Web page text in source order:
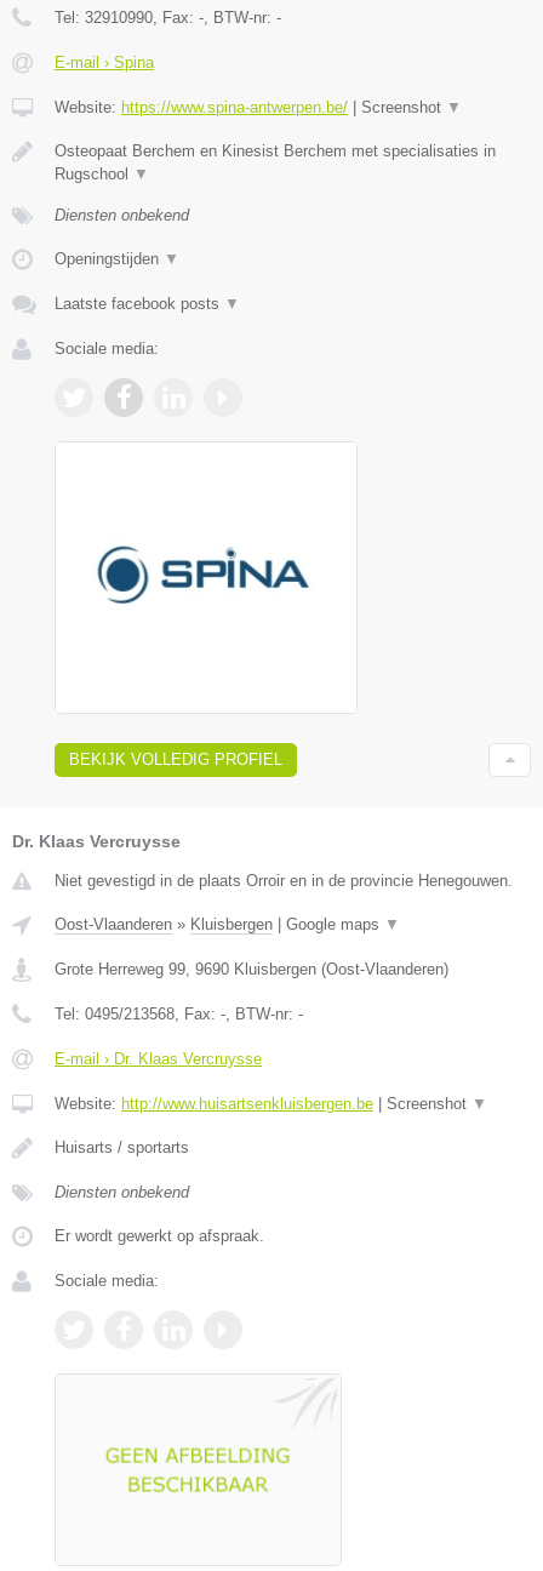
Tel: 32910990 , Fax: - , BTW-nr: -
E-mail › Spina
Website: https://www.spina-antwerpen.be/ Screenshot ▼
Osteopaat Berchem en Kinesist Berchem met specialisaties in
Rugschool
▼
Diensten onbekend
Openingstijden ▼
Laatste facebook posts ▼
Sociale media:
BEKIJK VOLLEDIG PROFIEL
Dr. Klaas Vercruysse
Niet gevestigd in de plaats Orroir en in de provincie Henegouwen.
Oost-Vlaanderen » Kluisbergen Google maps ▼
Grote Herreweg 99 9690 Kluisbergen (Oost-Vlaanderen)
Tel: 0495/213568 , Fax: - , BTW-nr: -
E-mail › Dr. Klaas Vercruysse
Website: http://www.huisartsenkluisbergen.be Screenshot ▼
Huisarts / sportarts
Diensten onbekend
Er wordt gewerkt op afspraak.
Sociale media: